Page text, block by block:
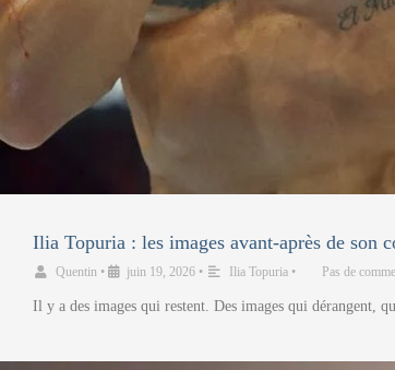
Ilia Topuria : les images avant-après de son
Quentin • juin 19, 2026 • Ilia Topuria • Pas de
Il y a des images qui restent. Des images qui dérangent,